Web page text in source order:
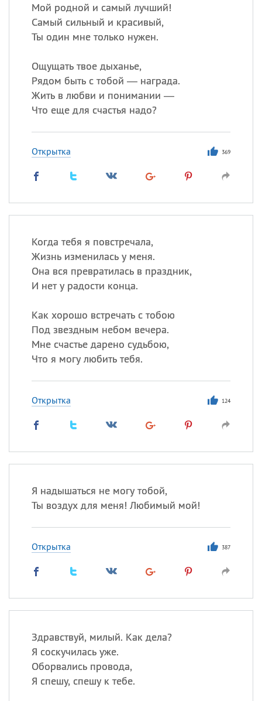
Мой родной и самый лучший!
Самый сильный и красивый,
Ты один мне только нужен.
Ощущать твое дыханье,
Рядом быть с тобой — награда.
Жить в любви и понимании —
Что еще для счастья надо?
Открытка 369
Когда тебя я повстречала,
Жизнь изменилась у меня.
Она вся превратилась в праздник,
И нет у радости конца.
Как хорошо встречать с тобою
Под звездным небом вечера.
Мне счастье дарено судьбою,
Что я могу любить тебя.
Открытка 124
Я надышаться не могу тобой,
Ты воздух для меня! Любимый мой!
Открытка 387
Здравствуй, милый. Как дела?
Я соскучилась уже.
Оборвались провода,
Я спешу, спешу к тебе.